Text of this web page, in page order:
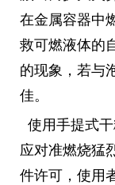
在金属容器中
救可燃液体的
的现象，若与
佳。
使用手提式
应对准燃烧猛
件许可，使用